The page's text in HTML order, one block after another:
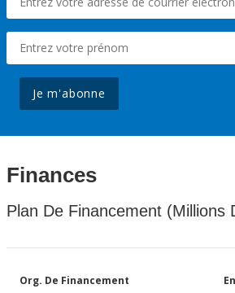
Je m'abonne
Finances
Plan De Financement (Millions
Org. De Financement